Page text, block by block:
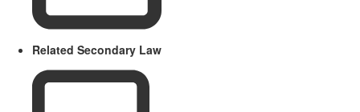
Related Secondary Law